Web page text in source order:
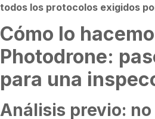
todos los protocolos exigidos
Cómo lo
Photodrone:
para una
Análisis previo: